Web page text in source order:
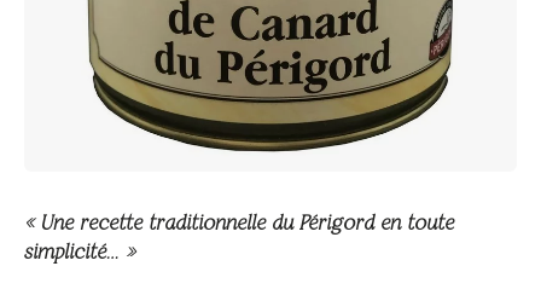
« Une recette traditionnelle du Périgord en toute
simplicité… »